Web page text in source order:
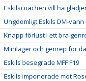
Eskilscoachen vill ha
Ungdomligt Eskils DM-vann
Knapp förlust i ett bra
Miniläger och genrep för
Eskils besegrade MFF F19
Eskils imponerade mot